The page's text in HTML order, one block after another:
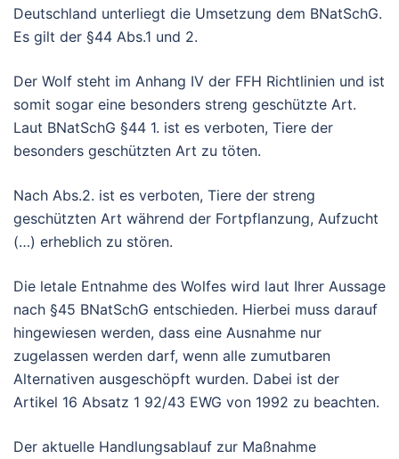
Deutschland unterliegt die Umsetzung dem BNatSchG.
Es gilt der §44 Abs.1 und 2.
Der Wolf steht im Anhang IV der FFH Richtlinien und ist
somit sogar eine besonders streng geschützte Art.
Laut BNatSchG §44 1. ist es verboten, Tiere der
besonders geschützten Art zu töten.
Nach Abs.2. ist es verboten, Tiere der streng
geschützten Art während der Fortpflanzung, Aufzucht
(…) erheblich zu stören.
Die letale Entnahme des Wolfes wird laut Ihrer Aussage
nach §45 BNatSchG entschieden. Hierbei muss darauf
hingewiesen werden, dass eine Ausnahme nur
zugelassen werden darf, wenn alle zumutbaren
Alternativen ausgeschöpft wurden. Dabei ist der
Artikel 16 Absatz 1 92/43 EWG von 1992 zu beachten.
Der aktuelle Handlungsablauf zur Maßnahme